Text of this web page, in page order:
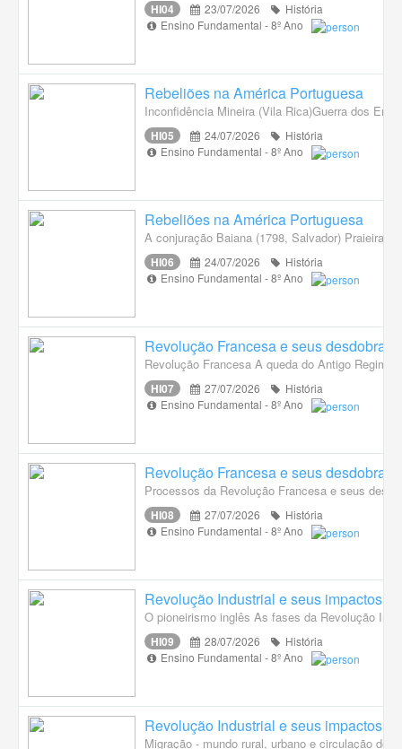
HI04 23/07/2026
História
Ensino Fundamental - 8º Ano
Rebeliões na América Portuguesa
Inconfidência Mineira (Vila Rica)Guerra dos
HI05 24/07/2026
História
Ensino Fundamental - 8º Ano
Rebeliões na América Portuguesa
A conjuração Baiana (1798, Salvador) Praieira
HI06 24/07/2026
História
Ensino Fundamental - 8º Ano
Revolução Francesa e seus
Revolução Francesa A queda do Antigo
HI07 27/07/2026
História
Ensino Fundamental - 8º Ano
Revolução Francesa e seus
Processos da Revolução Francesa e seus
HI08 27/07/2026
História
Ensino Fundamental - 8º Ano
Revolução Industrial e seus impactos
O pioneirismo inglês As fases da Revolução
HI09 28/07/2026
História
Ensino Fundamental - 8º Ano
Revolução Industrial e seus impactos
Migração - mundo rural, urbano e circulação